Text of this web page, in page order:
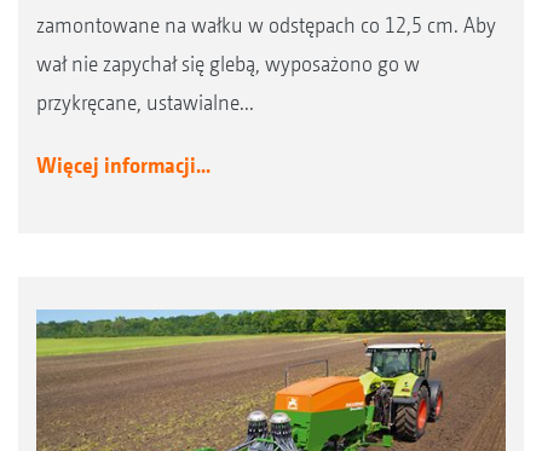
zamontowane na wałku w odstępach co 12,5 cm. Aby
wał nie zapychał się glebą, wyposażono go w
przykręcane, ustawialne...
Więcej informacji...